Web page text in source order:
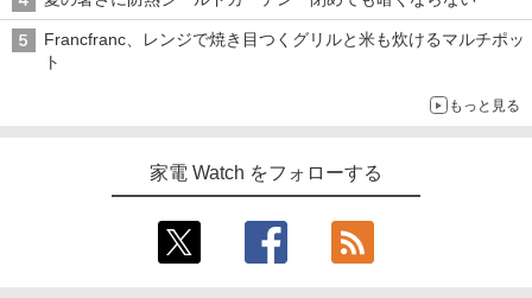
Francfranc、レンジで焼き目つくグリルと米も炊けるマルチポッ
ト
もっと見る
家電 Watch をフォローする